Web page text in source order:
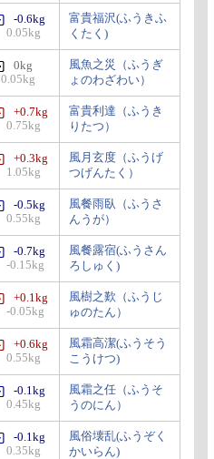
-0.6kg
0.05kg
富貴福沢(ふうきふ
くたく)
0kg
0.05kg
風魚之災（ふうぎ
ょのわざわい）
+0.7kg
0.75kg
富貴利達（ふうき
りたつ）
+0.3kg
1.05kg
風月玄度（ふうげ
つげんたく）
-0.5kg
0.55kg
風餐雨臥（ふうさ
んうが）
-0.7kg
-0.15kg
風餐露宿(ふうさん
ろしゅく)
+0.1kg
-0.05kg
風樹之歎（ふうじ
ゅのたん）
+0.6kg
0.55kg
風霜高潔(ふうそう
こうけつ)
-0.1kg
0.45kg
風霜之任（ふうそ
うのにん）
-0.1kg
0.35kg
風俗壊乱(ふうぞく
かいらん)